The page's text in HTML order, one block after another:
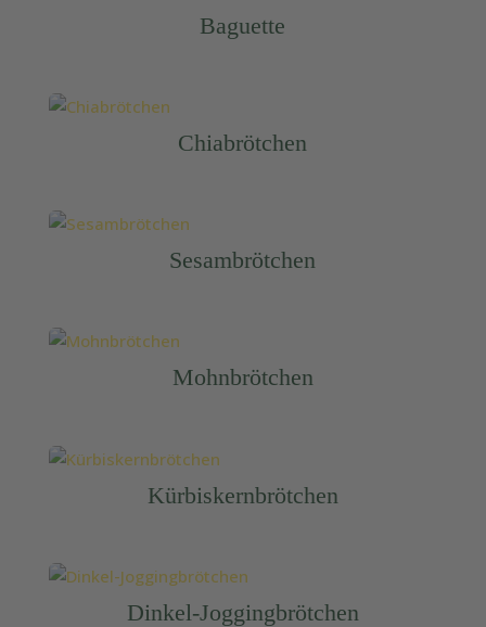
Baguette
Chiabrötchen
Sesambrötchen
Mohnbrötchen
Kürbiskernbrötchen
Dinkel-Joggingbrötchen